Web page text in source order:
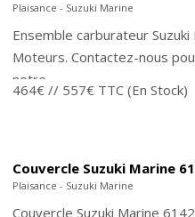
Plaisance - Suzuki Marine
Ensemble carburateur
Moteurs. Contactez-nous
notre...
464€ // 557€ TTC (En Stock)
Couvercle Suzuki Marine
Plaisance - Suzuki Marine
Couvercle Suzuki Marine